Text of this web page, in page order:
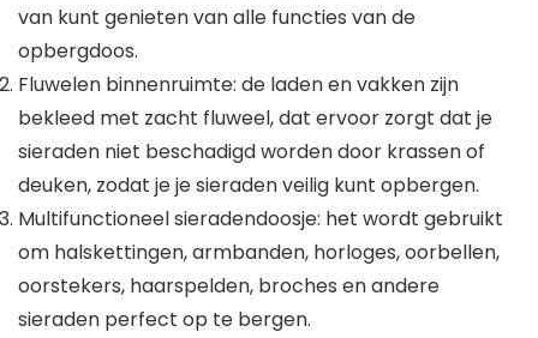
van kunt genieten van alle functies van de
opbergdoos.
Fluwelen binnenruimte: de laden en vakken zijn
bekleed met zacht fluweel, dat ervoor zorgt dat je
sieraden niet beschadigd worden door krassen of
deuken, zodat je je sieraden veilig kunt opbergen.
Multifunctioneel sieradendoosje: het wordt gebruikt
om halskettingen, armbanden, horloges, oorbellen,
oorstekers, haarspelden, broches en andere
sieraden perfect op te bergen.